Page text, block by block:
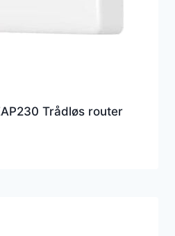
Trådløs router